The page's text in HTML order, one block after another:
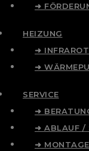
➜
HEIZUNG
➜
➜
SERVICE
➜
➜ ABLAUF /
➜